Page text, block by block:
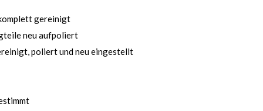
gereinigt
neu aufpoliert
poliert und neu eingestellt